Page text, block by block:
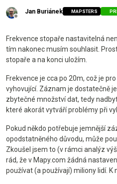
Offline
Jan Buriánek MAPSTERS
Frekvence stopaře nastavitelná
tím nakonec musím souhlasit.
stopaře a na konci uložím.
Frekvence je cca po 20m, což je
vyhovující. Záznam je dostatečně
zbytečné množství dat, tedy
které akorát vytváří problémy při
Pokud někdo potřebuje jemnější
opodstatněného důvodu, může
Zkoušel jsem to (v rámci analýz
rád, že v Mapy.com žádná
používat (a používají) miliony lidí. K